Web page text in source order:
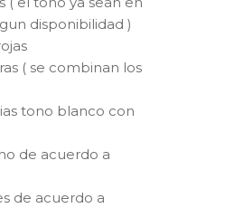
disponibilidad )
( se combinan los
tono blanco con
de acuerdo a
de acuerdo a